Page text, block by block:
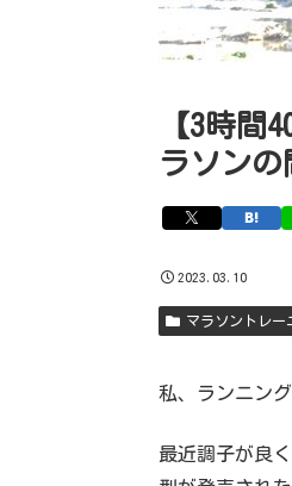
【3時
ラソン
2023.03.10
マラソントレー
私、ランニン
最近調子が良